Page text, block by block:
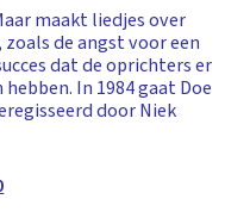
maakt liedjes over
de angst voor een
dat de oprichters er
In 1984 gaat Doe
door Niek